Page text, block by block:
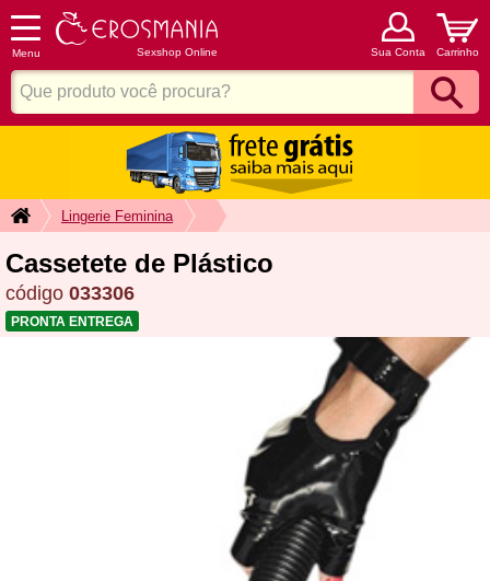
Menu Sexshop Online Sua Conta Carrinho
Lingerie Feminina
Cassetete de Plástico
código 033306
PRONTA ENTREGA